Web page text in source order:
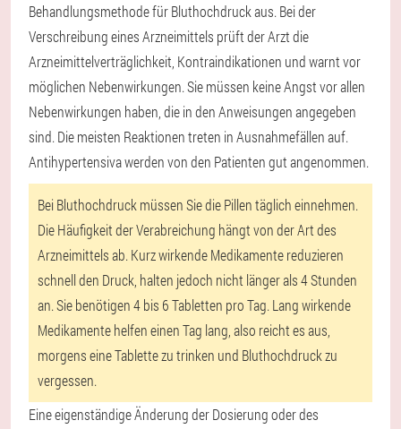
Behandlungsmethode für Bluthochdruck aus. Bei der
Verschreibung eines Arzneimittels prüft der Arzt die
Arzneimittelverträglichkeit, Kontraindikationen und warnt vor
möglichen Nebenwirkungen. Sie müssen keine Angst vor allen
Nebenwirkungen haben, die in den Anweisungen angegeben
sind. Die meisten Reaktionen treten in Ausnahmefällen auf.
Antihypertensiva werden von den Patienten gut angenommen.
Bei Bluthochdruck müssen Sie die Pillen täglich einnehmen.
Die Häufigkeit der Verabreichung hängt von der Art des
Arzneimittels ab. Kurz wirkende Medikamente reduzieren
schnell den Druck, halten jedoch nicht länger als 4 Stunden
an. Sie benötigen 4 bis 6 Tabletten pro Tag. Lang wirkende
Medikamente helfen einen Tag lang, also reicht es aus,
morgens eine Tablette zu trinken und Bluthochdruck zu
vergessen.
Eine eigenständige Änderung der Dosierung oder des